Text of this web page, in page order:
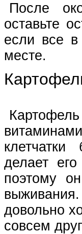
После
оставьте
если все
месте.
делает
поэтому
довольно
совсем